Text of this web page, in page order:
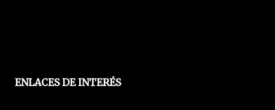
ENLACES DE INTERÉS